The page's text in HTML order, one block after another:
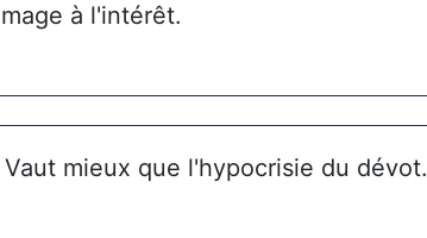
à l'intérêt.
mieux que l'hypocrisie du dévot.